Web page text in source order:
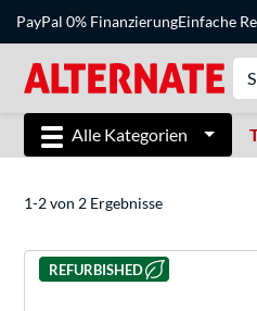
PayPal 0% FinanzierungEinfache
Alle Kategorien
1-2 von 2 Ergebnisse
REFURBISHED